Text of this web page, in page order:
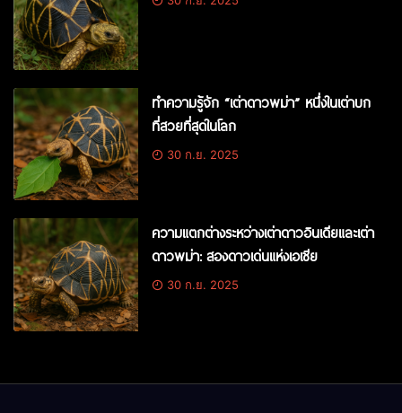
ทำความรู้จัก “เต่าดาวพม่า” หนึ่งในเต่าบก
ที่สวยที่สุดในโลก
30 ก.ย. 2025
ความแตกต่างระหว่างเต่าดาวอินเดียและเต่า
ดาวพม่า: สองดาวเด่นแห่งเอเชีย
30 ก.ย. 2025